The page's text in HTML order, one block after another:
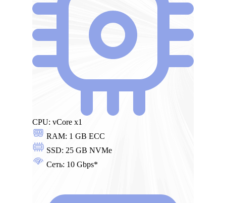
CPU: vCore x1
RAM: 1 GB ECC
SSD: 25 GB NVMe
Сеть: 10 Gbps*